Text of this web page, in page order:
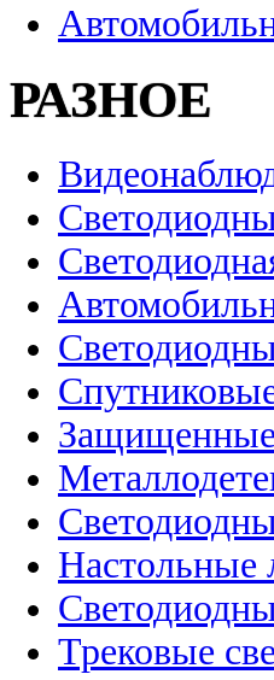
РАЗНОЕ
Настольные
Трековые